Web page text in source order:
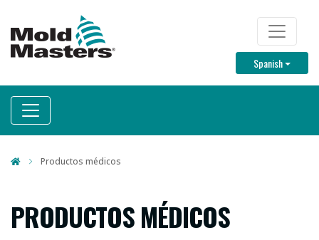
TOP
SpanishToggle
Productos médicos
PRODUCTOS MÉDICOS